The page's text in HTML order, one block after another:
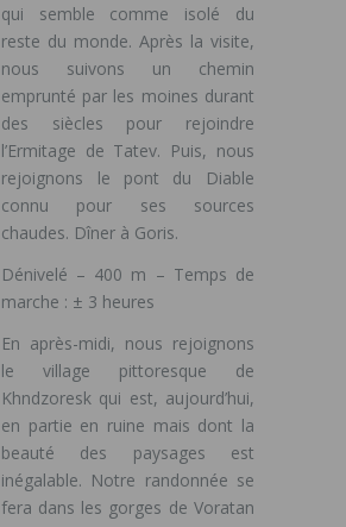
qui semble comme isolé du
reste du monde. Après la visite,
nous suivons un chemin
emprunté par les moines durant
des siècles pour rejoindre
l’Ermitage de Tatev. Puis, nous
rejoignons le pont du Diable
connu pour ses sources
chaudes. Dîner à Goris.
Dénivelé – 400 m – Temps de
marche : ± 3 heures
En après-midi, nous rejoignons
le village pittoresque de
Khndzoresk qui est, aujourd’hui,
en partie en ruine mais dont la
beauté des paysages est
inégalable. Notre randonnée se
fera dans les gorges de Voratan